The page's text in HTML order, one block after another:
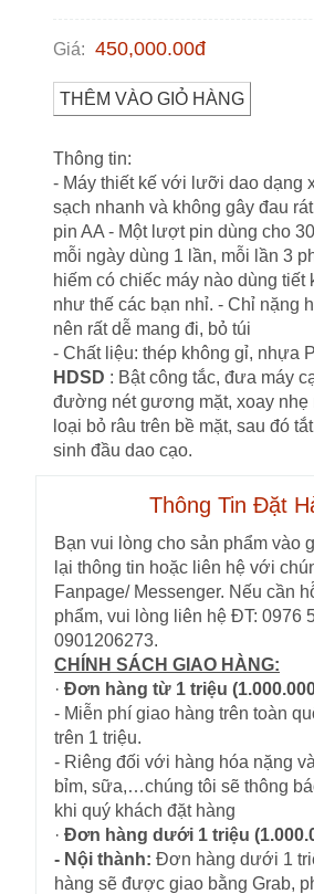
Giá: 450,000.00đ
THÊM VÀO GIỎ HÀNG
Thông tin:
- Máy thiết kế với lưỡi dao dạng
sạch nhanh và không gây đau
pin AA - Một lượt pin dùng cho
mỗi ngày dùng 1 lần, mỗi lần 3
hiếm có chiếc máy nào dùng tiết
như thế các bạn nhỉ. - Chỉ nặng
nên rất dễ mang đi, bỏ túi
- Chất liệu: thép không gỉ, nhựa
HDSD : Bật công tắc, đưa máy
đường nét gương mặt, xoay nhẹ
loại bỏ râu trên bề mặt, sau đó
sinh đầu dao cạo.
Thông Tin Đặt
Bạn vui lòng cho sản phẩm vào
lại thông tin hoặc liên hệ với
Fanpage/ Messenger. Nếu cần
phẩm, vui lòng liên hệ ĐT: 0976
0901206273.
CHÍNH SÁCH GIAO HÀNG:
· Đơn hàng từ 1 triệu
- Miễn phí giao hàng trên toàn
trên 1 triệu.
- Riêng đối với hàng hóa nặng
bỉm, sữa,…chúng tôi sẽ thông
khi quý khách đặt hàng
· Đơn hàng dưới 1 triệu
- Nội thành: Đơn hàng dưới 1
hàng sẽ được giao bằng Grab,